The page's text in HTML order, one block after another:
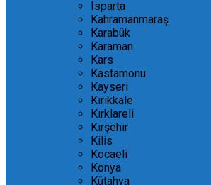
Isparta
Kahramanmaraş
Karabük
Karaman
Kars
Kastamonu
Kayseri
Kırıkkale
Kırklareli
Kırşehir
Kilis
Kocaeli
Konya
Kütahya